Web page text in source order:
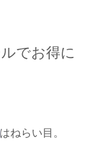
でお得に
はねらい目。